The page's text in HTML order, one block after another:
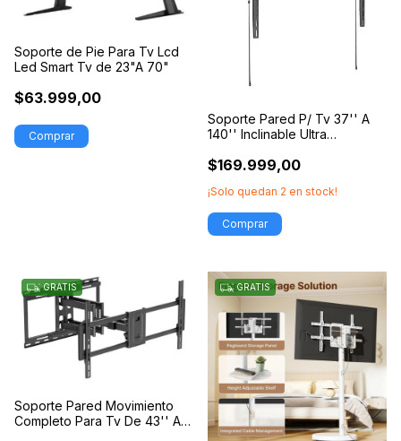
Soporte de Pie Para Tv Lcd
Led Smart Tv de 23"A 70"
$63.999,00
Soporte Pared P/ Tv 37'' A
140'' Inclinable Ultra
$169.999,00
¡Solo quedan 2 en stock!
GRATIS
Soporte Pared Movimiento
Completo Para Tv De 43'' A
GRATIS